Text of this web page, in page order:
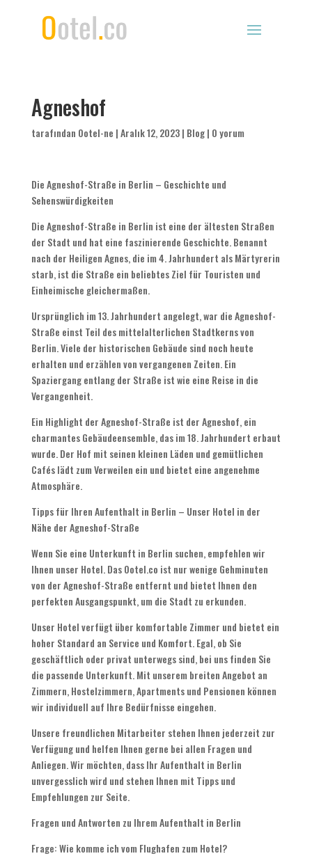
Agneshof
tarafından Ootel-ne |Aralık 12, 2023| Blog| 0 yorum
Die Agneshof-Straße in Berlin – Geschichte und
Sehenswürdigkeiten
Die Agneshof-Straße in Berlin ist eine der ältesten Straßen
der Stadt und hat eine faszinierende Geschichte.Benannt
nach der Heiligen Agnes,die im4.Jahrhundert als Märtyrerin
starb,ist die Straße ein beliebtes Ziel für Touristen und
Einheimische gleichermaßen.
Ursprünglich im13.Jahrhundert angelegt,war die Agneshof-
Straße einst Teil des mittelalterlichen Stadtkerns von
Berlin.Viele der historischen Gebäude sind noch heute
erhalten und erzählen von vergangenen Zeiten.Ein
Spaziergang entlang der Straße ist wie eine Reise in die
Vergangenheit.
Ein Highlight der Agneshof-Straße ist der Agneshof,ein
charmantes Gebäudeensemble,das im18.Jahrhundert erbaut
wurde.Der Hof mit seinen kleinen Läden und gemütlichen
Cafés lädt zum Verweilen ein und bietet eine angenehme
Atmosphäre.
Tipps für Ihren Aufenthalt in Berlin – Unser Hotel in der
Nähe der Agneshof-Straße
Wenn Sie eine Unterkunft in Berlin suchen,empfehlen wir
Ihnen unser Hotel.Das Ootel.co ist nur wenige Gehminuten
von der Agneshof-Straße entfernt und bietet Ihnen den
perfekten Ausgangspunkt,um die Stadt zu erkunden.
Unser Hotel verfügt über komfortable Zimmer und bietet ein
hoher Standard an Service und Komfort.Egal,ob Sie
geschäftlich oder privat unterwegs sind,bei uns finden Sie
die passende Unterkunft.Mit unserem breiten Angebot an
Zimmern,Hostelzimmern,Apartments und Pensionen können
wir individuell auf Ihre Bedürfnisse eingehen.
Unsere freundlichen Mitarbeiter stehen Ihnen jederzeit zur
Verfügung und helfen Ihnen gerne bei allen Fragen und
Anliegen.Wir möchten,dass Ihr Aufenthalt in Berlin
unvergesslich wird und stehen Ihnen mit Tipps und
Empfehlungen zur Seite.
Fragen und Antworten zu Ihrem Aufenthalt in Berlin
Frage:Wie komme ich vom Flughafen zum Hotel?